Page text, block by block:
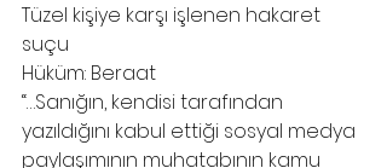
Tüzel kişiye karşı işlenen hakaret
suçu
Hüküm: Beraat
“…Sanığın, kendisi tarafından
yazıldığını kabul ettiği sosyal medya
paylaşımının muhatabının kamu